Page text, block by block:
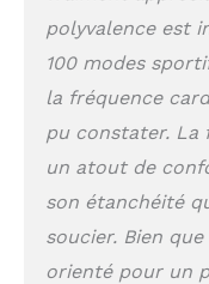
polyvalence est
100 modes
la fréquence
pu constater. La
un atout de
son étanchéité
soucier. Bien
orienté pour un